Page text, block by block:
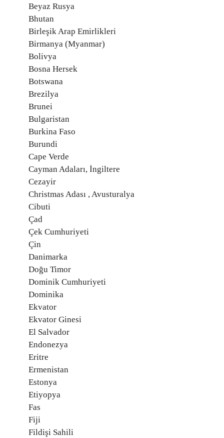
Beyaz Rusya
Bhutan
Birleşik Arap Emirlikleri
Birmanya (Myanmar)
Bolivya
Bosna Hersek
Botswana
Brezilya
Brunei
Bulgaristan
Burkina Faso
Burundi
Cape Verde
Cayman Adaları, İngiltere
Cezayir
Christmas Adası , Avusturalya
Cibuti
Çad
Çek Cumhuriyeti
Çin
Danimarka
Doğu Timor
Dominik Cumhuriyeti
Dominika
Ekvator
Ekvator Ginesi
El Salvador
Endonezya
Eritre
Ermenistan
Estonya
Etiyopya
Fas
Fiji
Fildişi Sahili